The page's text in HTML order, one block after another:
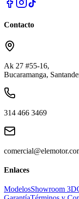
Contacto
Ak 27 #55-16,
Bucaramanga,
314 466 3469
Enlaces
ModelosShowroom 3D